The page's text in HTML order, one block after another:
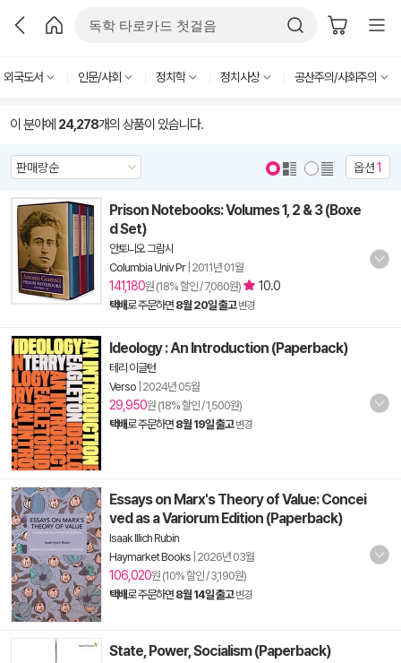
외국도서 인문/사회 정치학 정치사상 공산주의/사회주의
이 분야에 24,278개의 상품이 있습니다.
옵션1
Prison Notebooks: Volumes 1, 2 & 3 (Boxe
d Set)
안토니오 그람시
Columbia Univ Pr| 2011년 01월
141,180원 (18% 할인 / 7,060원) 10.0
택배로 주문하면 8월 20일 출고 변경
Ideology : An Introduction (Paperback)
테리 이글턴
Verso 2024년 05월
29,950원 (18% 할인 / 1,500원)
택배로 주문하면 8월 19일 출고 변경
Essays on Marx's Theory of Value: Concei
ved as a Variorum Edition (Paperback)
Isaak Illich Rubin
Haymarket Books 2026년 03월
106,020원 (10% 할인 / 3,190원)
택배로 주문하면 8월 14일 출고 변경
State, Power, Socialism (Paperback)